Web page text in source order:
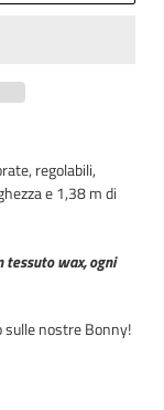
regolabili,
e 1,38 m di
tessuto wax, ogni
nostre Bonny!